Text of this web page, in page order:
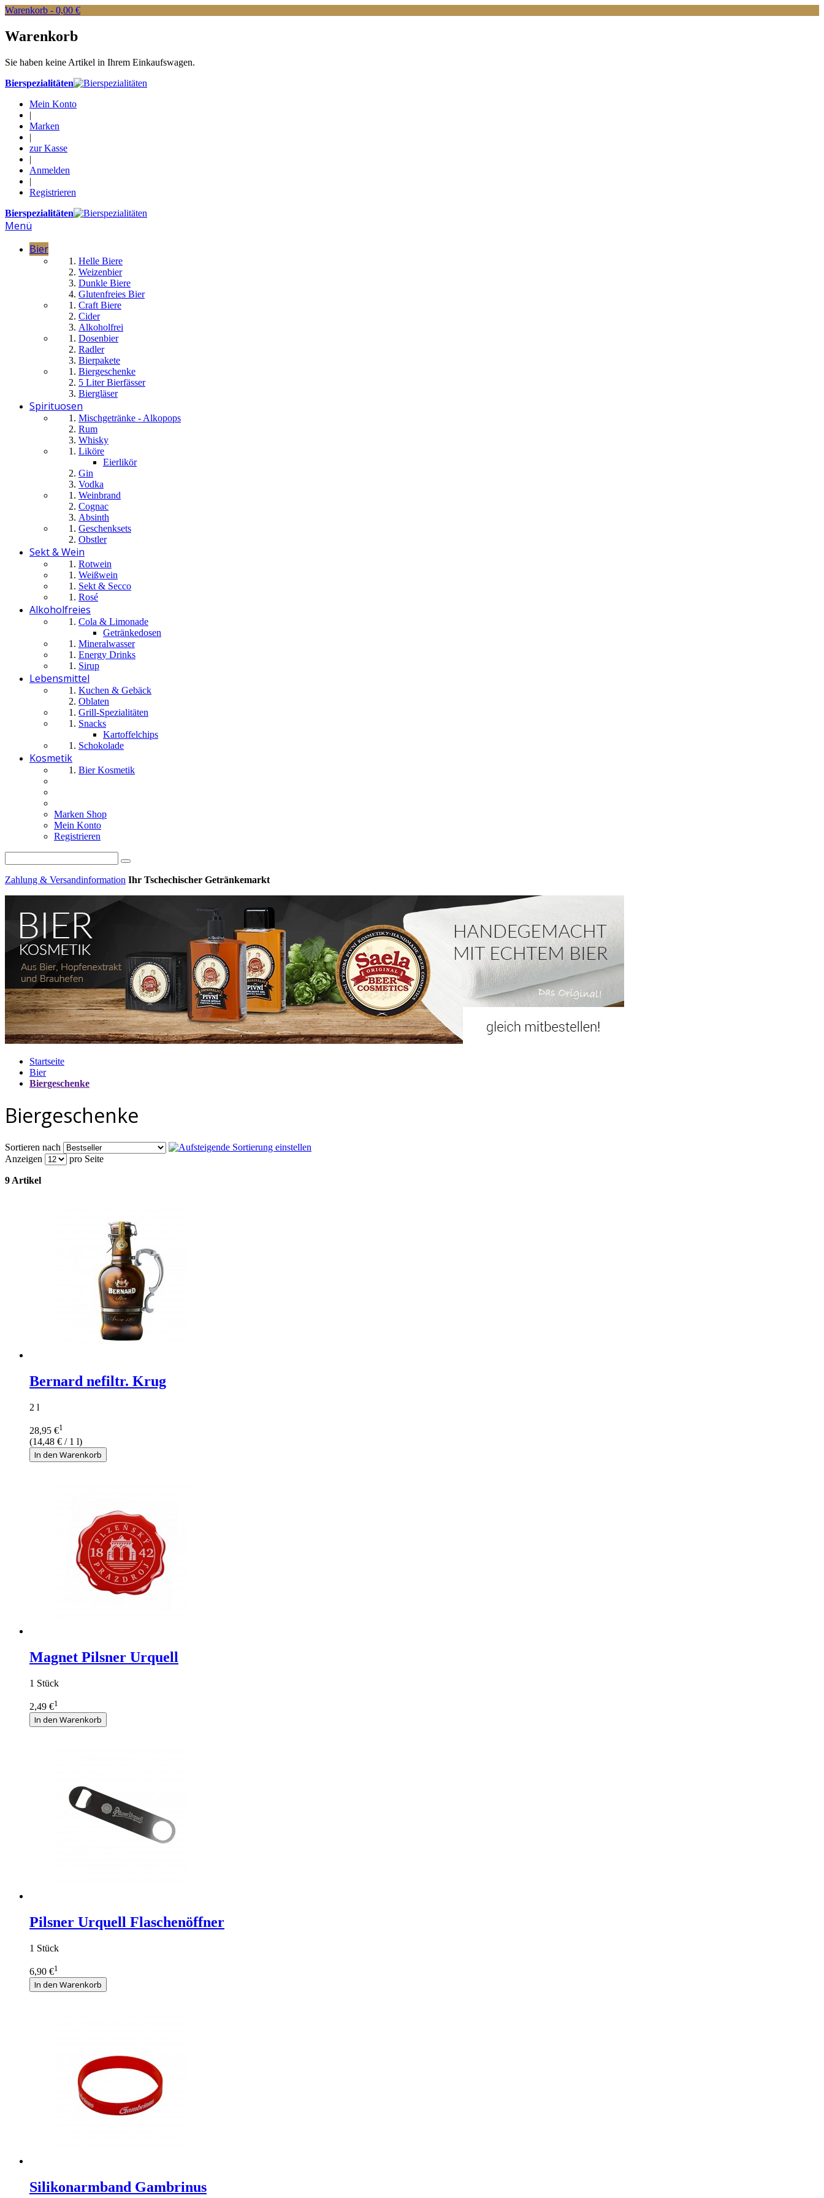
Warenkorb - 0,00 €
Warenkorb
Sie haben keine Artikel in Ihrem Einkaufswagen.
Bierspezialitäten
Mein Konto
|
Marken
|
zur Kasse
|
Anmelden
|
Registrieren
Bierspezialitäten
Menü
Bier
Helle Biere
Weizenbier
Dunkle Biere
Glutenfreies Bier
Craft Biere
Cider
Alkoholfrei
Dosenbier
Radler
Bierpakete
Biergeschenke
5 Liter Bierfässer
Biergläser
Spirituosen
Mischgetränke - Alkopops
Rum
Whisky
Liköre
Eierlikör
Gin
Vodka
Weinbrand
Cognac
Absinth
Geschenksets
Obstler
Sekt & Wein
Rotwein
Weißwein
Sekt & Secco
Rosé
Alkoholfreies
Cola & Limonade
Getränkedosen
Mineralwasser
Energy Drinks
Sirup
Lebensmittel
Kuchen & Gebäck
Oblaten
Grill-Spezialitäten
Snacks
Kartoffelchips
Schokolade
Kosmetik
Bier Kosmetik
Marken Shop
Mein Konto
Registrieren
Zahlung & Versandinformation Ihr Tschechischer Getränkemarkt
Startseite
Bier
Biergeschenke
Biergeschenke
Sortieren nach
Anzeigen
pro Seite
9 Artikel
Bernard nefiltr. Krug
2 l
28,95 €1
(14,48 € / 1 l)
In den Warenkorb
Magnet Pilsner Urquell
1 Stück
2,49 €1
In den Warenkorb
Pilsner Urquell Flaschenöffner
1 Stück
6,90 €1
In den Warenkorb
Silikonarmband Gambrinus